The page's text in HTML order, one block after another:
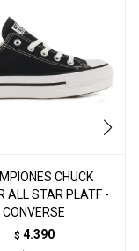
CHUCK
ALL STAR PLATF -
CONVERSE
$ 4.390